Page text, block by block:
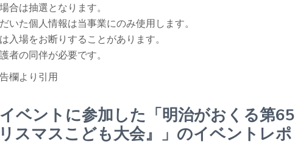
合は抽選となります。
いた個人情報は当事業にのみ使用します。
入場をお断りすることがあります。
者の同伴が必要です。
欄より引用
ベントに参加した「明治がおくる第65
スマスこども大会』」のイベントレポ